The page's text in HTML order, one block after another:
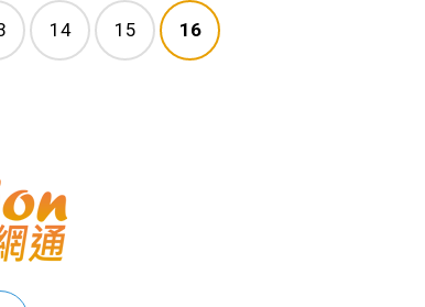
14 15 16